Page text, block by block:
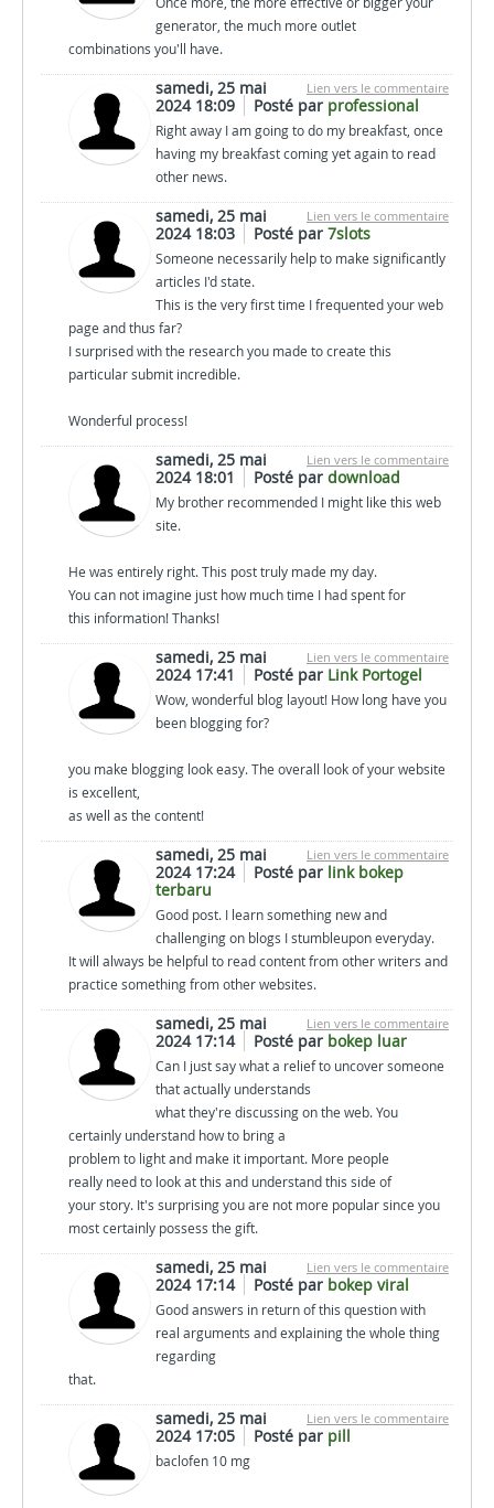
generator, the much more outlet
combinations you'll have.
Lien vers le commentaire
samedi, 25 mai
2024 18:09
Posté par professional
Right away I am going to do my breakfast, once
having my breakfast coming yet again to read
other news.
Lien vers le commentaire
samedi, 25 mai
2024 18:03
Posté par 7slots
Someone necessarily help to make significantly
articles I'd state.
This is the very first time I frequented your web
page and thus far?
I surprised with the research you made to create this
particular submit incredible.
Wonderful process!
Lien vers le commentaire
samedi, 25 mai
2024 18:01
Posté par download
My brother recommended I might like this web
site.
He was entirely right. This post truly made my day.
You can not imagine just how much time I had spent for
this information! Thanks!
Lien vers le commentaire
samedi, 25 mai
2024 17:41
Posté par Link Portogel
Wow, wonderful blog layout! How long have you
been blogging for?
you make blogging look easy. The overall look of your website
is excellent,
as well as the content!
Lien vers le commentaire
samedi, 25 mai
2024 17:24
Posté par link bokep
terbaru
Good post. I learn something new and
challenging on blogs I stumbleupon everyday.
It will always be helpful to read content from other writers and
practice something from other websites.
Lien vers le commentaire
samedi, 25 mai
2024 17:14
Posté par bokep luar
Can I just say what a relief to uncover someone
that actually understands
what they're discussing on the web. You
certainly understand how to bring a
problem to light and make it important. More people
really need to look at this and understand this side of
your story. It's surprising you are not more popular since you
most certainly possess the gift.
Lien vers le commentaire
samedi, 25 mai
2024 17:14
Posté par bokep viral
Good answers in return of this question with
real arguments and explaining the whole thing
regarding
that.
Lien vers le commentaire
samedi, 25 mai
2024 17:05
Posté par pill
baclofen 10 mg